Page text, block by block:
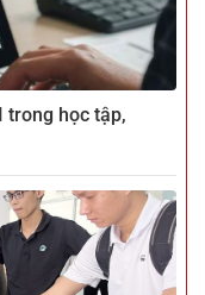
trong học tập,